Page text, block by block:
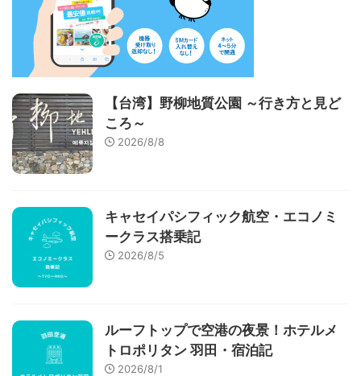
【台湾】野柳地質公園 ～行き方と見ど
ころ～
2026/8/8
キャセイパシフィック航空・エコノミ
ークラス搭乗記
2026/8/5
ルーフトップで空港の夜景！ホテルメ
トロポリタン 羽田・宿泊記
2026/8/1